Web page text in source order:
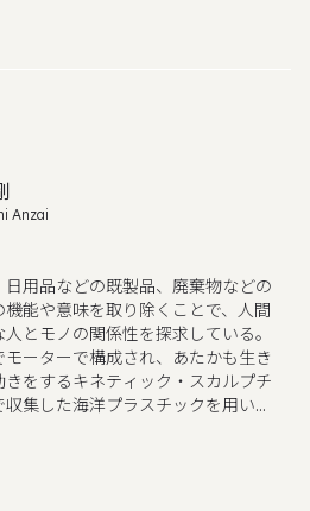
Anzai
用品などの既製品、廃棄物などの
能や意味を取り除くことで、人間
とモノの関係性を探求している。
ーターで構成され、あたかも生き
をするキネティック・スカルプチ
集した海洋プラスチックを用いた
て提示している。 これまでに、ル